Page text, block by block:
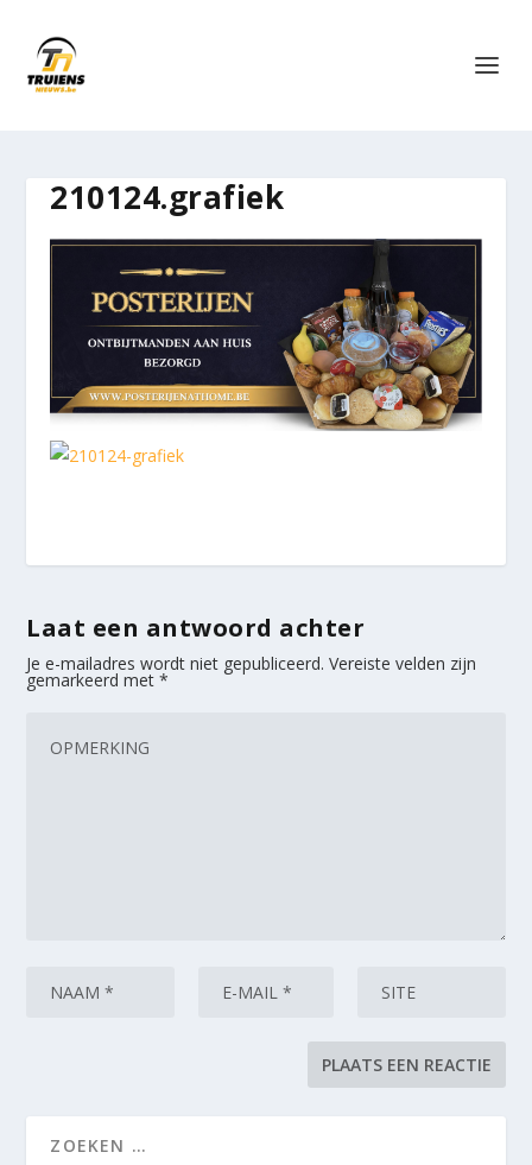
210124.grafiek
Laat een antwoord achter
Je e-mailadres wordt niet gepubliceerd. Vereiste velden zijn
gemarkeerd met*